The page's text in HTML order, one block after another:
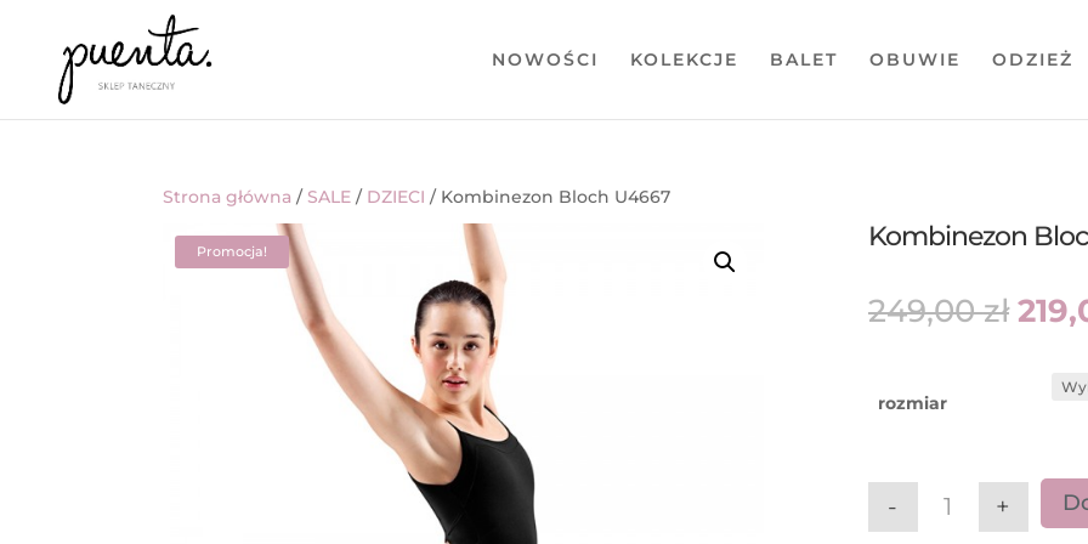
NOWOŚCI KOLEKCJE BALET OBUWIE ODZIEŻ
Strona główna / SALE / DZIECI / Kombinezon Bloch U4667
Promocja! Kombinezon
249,00zł
rozmiar
ilość
- +